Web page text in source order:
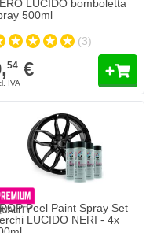
LUCIDO bomboletta
500ml
(3)
54 €
nella pagina del prodotto.
Peel Paint Spray Set
LUCIDO NERI - 4x
dipende dalle opzioni